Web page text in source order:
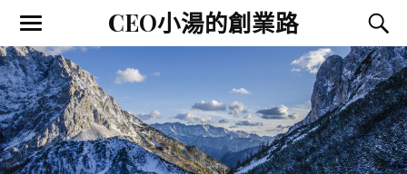
CEO小湯的創業路